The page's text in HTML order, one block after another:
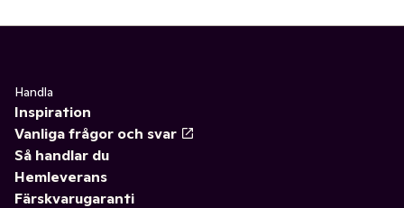
Handla
Inspiration
Vanliga frågor och svar
Så handlar du
Hemleverans
Färskvarugaranti